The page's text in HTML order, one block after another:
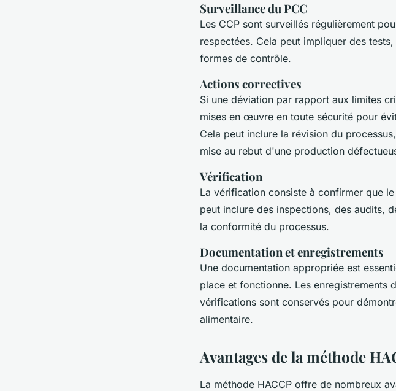
Surveillance du PCC
Les CCP sont surveillés régulièrement
respectées. Cela peut impliquer des
formes de contrôle.
Actions correctives
Si une déviation par rapport aux limites
mises en œuvre en toute sécurité pour
Cela peut inclure la révision du
mise au rebut d'une production
Vérification
La vérification consiste à confirmer que
peut inclure des inspections, des audits,
la conformité du processus.
Documentation et enregistrements
Une documentation appropriée est
place et fonctionne. Les enregistrements
vérifications sont conservés pour
alimentaire.
Avantages de la méthode
La méthode HACCP offre de nombreux